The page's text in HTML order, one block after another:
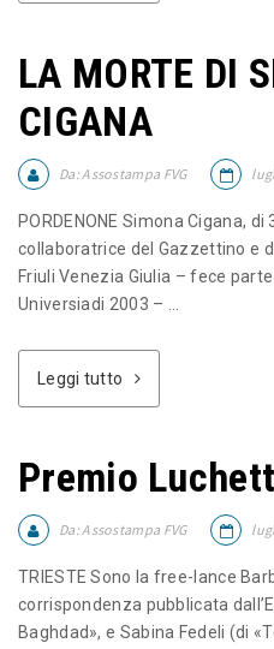
LA MORTE DI
CIGANA
Da:Assostampa FVG
PORDENONE Simona Cigana,
collaboratrice del Gazzettino e
Friuli Venezia Giulia – fece
Universiadi 2003 – ...
Leggi tutto
Premio
Da:Assostampa FVG
TRIESTE Sono la free-lance
corrispondenza pubblicata
Baghdad», e Sabina Fedeli (di